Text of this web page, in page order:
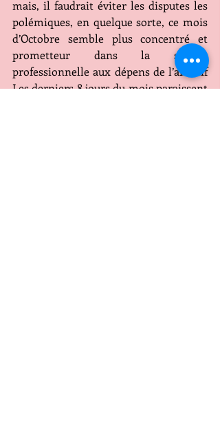
mais, il faudrait éviter les disputes les
polémiques, en quelque sorte, ce mois
d’Octobre semble plus concentré et
prometteur dans la sphère
professionnelle aux dépens de l’affectif
Les derniers 8 jours du mois paraissent